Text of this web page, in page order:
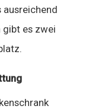
ausreichend
es zwei